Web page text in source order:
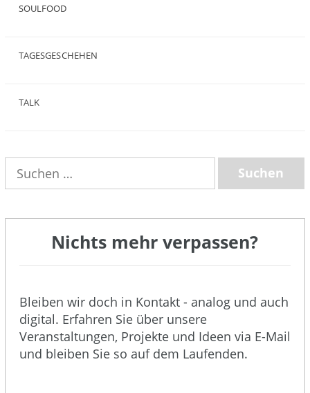
SOULFOOD
TAGESGESCHEHEN
TALK
nach:
Nichts mehr verpassen?
Bleiben wir doch in Kontakt - analog und auch
digital. Erfahren Sie über unsere
Veranstaltungen, Projekte und Ideen via E-Mail
und bleiben Sie so auf dem Laufenden.